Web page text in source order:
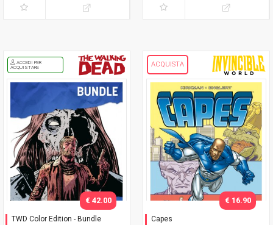
ACCEDI PER
ACQUISTARE
TWD Color Edition - Bundle
€ 42.00
ACQUISTA
Capes
€ 16.90